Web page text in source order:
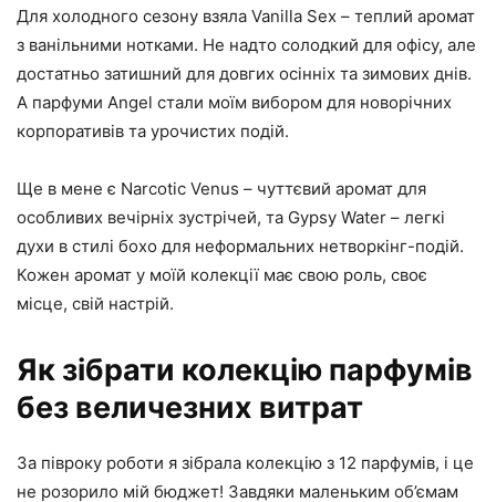
Для холодного сезону взяла Vanilla Sex – теплий аромат
з ванільними нотками. Не надто солодкий для офісу, але
достатньо затишний для довгих осінніх та зимових днів.
А парфуми Angel стали моїм вибором для новорічних
корпоративів та урочистих подій.
Ще в мене є Narcotic Venus – чуттєвий аромат для
особливих вечірніх зустрічей, та Gypsy Water – легкі
духи в стилі бохо для неформальних нетворкінг-подій.
Кожен аромат у моїй колекції має свою роль, своє
місце, свій настрій.
Як зібрати колекцію парфумів
без величезних витрат
За півроку роботи я зібрала колекцію з 12 парфумів, і це
не розорило мій бюджет! Завдяки маленьким об’ємам